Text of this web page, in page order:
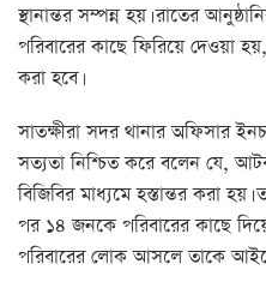
স্থানান্তর সম্পন্ন হয়। রাতের
পরিবারের কাছে ফিরিয়ে দেওয়া
করা হবে।
সাতক্ষীরা সদর থানার অফিসার
সত্যতা নিশ্চিত করে বলেন যে,
বিজিবির মাধ্যমে হস্তান্তর করা
পর ১৪ জনকে পরিবারের কাছে
পরিবারের লোক আসলে তাকে